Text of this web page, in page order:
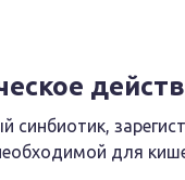
синбиотик,
для